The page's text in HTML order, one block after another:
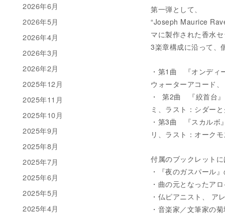
第一弾として、
“Joseph Maurice
マに製作された香水
3楽章構成に沿って、
・第1曲 『オンディ
ウォーターアコード
・ 第2曲 『絞首台』
ミ、ラスト：シダー
・第3曲 『スカルボ
リ、ラスト：オーク
付属のブックレット
・『夜のガスパール
・曲の元となったア
・仏ピアニスト、 ア
・音楽家／文筆家の
2026年6月
2026年5月
2026年4月
2026年3月
2026年2月
2025年12月
2025年11月
2025年10月
2025年9月
2025年8月
2025年7月
2025年6月
2025年5月
2025年4月